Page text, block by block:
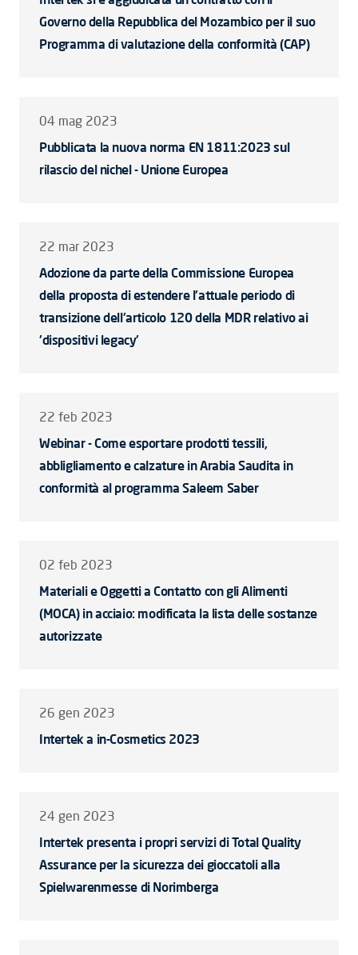
Governo della Repubblica del Mozambico per il suo
Programma di valutazione della conformità (CAP)
04 mag 2023
Pubblicata la nuova norma EN 1811:2023 sul
rilascio del nichel - Unione Europea
22 mar 2023
Adozione da parte della Commissione Europea
della proposta di estendere l'attuale periodo di
transizione dell'articolo 120 della MDR relativo ai
'dispositivi legacy'
22 feb 2023
Webinar - Come esportare prodotti tessili,
abbligliamento e calzature in Arabia Saudita in
conformità al programma Saleem Saber
02 feb 2023
Materiali e Oggetti a Contatto con gli Alimenti
(MOCA) in acciaio: modificata la lista delle sostanze
autorizzate
26 gen 2023
Intertek a in-Cosmetics 2023
24 gen 2023
Intertek presenta i propri servizi di Total Quality
Assurance per la sicurezza dei gioccatoli alla
Spielwarenmesse di Norimberga